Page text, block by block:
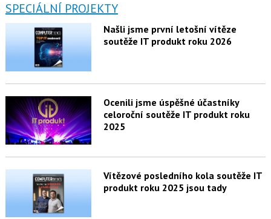
SPECIÁLNÍ PROJEKTY
Našli jsme první letošní vítěze
soutěže IT produkt roku 2026
Ocenili jsme úspěšné účastníky
celoroční soutěže IT produkt roku
2025
Vítězové posledního kola soutěže IT
produkt roku 2025 jsou tady